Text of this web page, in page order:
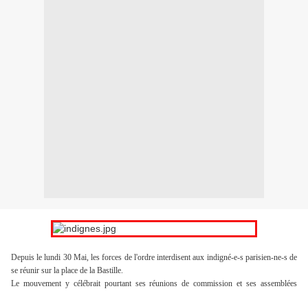
Depuis le lundi 30 Mai, les forces de l'ordre interdisent aux indigné-e-s parisien-ne-s de
se réunir sur la place de la Bastille.
Le mouvement y célébrait pourtant ses réunions de commission et ses assemblées